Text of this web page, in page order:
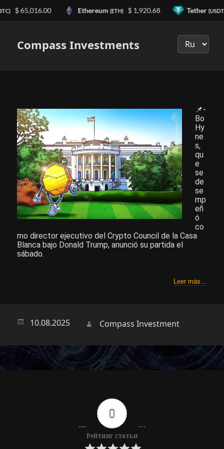
Compass Investments
📌-
Bo
Hy
ne
s,
qu
e
se
de
se
mp
eñ
ó
co
mo director ejecutivo del Crypto Council de la Casa
Blanca bajo Donald Trump, anunció su partida el
sábado.
Leer más…
10.08.2025 Автор
Compass Investment
0
Рейтинг статьи
$ 65,016.00 Ethereum (ETH) $ 1,920.68 Tether